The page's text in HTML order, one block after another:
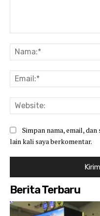
Simpan nama, email,
lain kali saya berkomentar.
Berita Terbaru